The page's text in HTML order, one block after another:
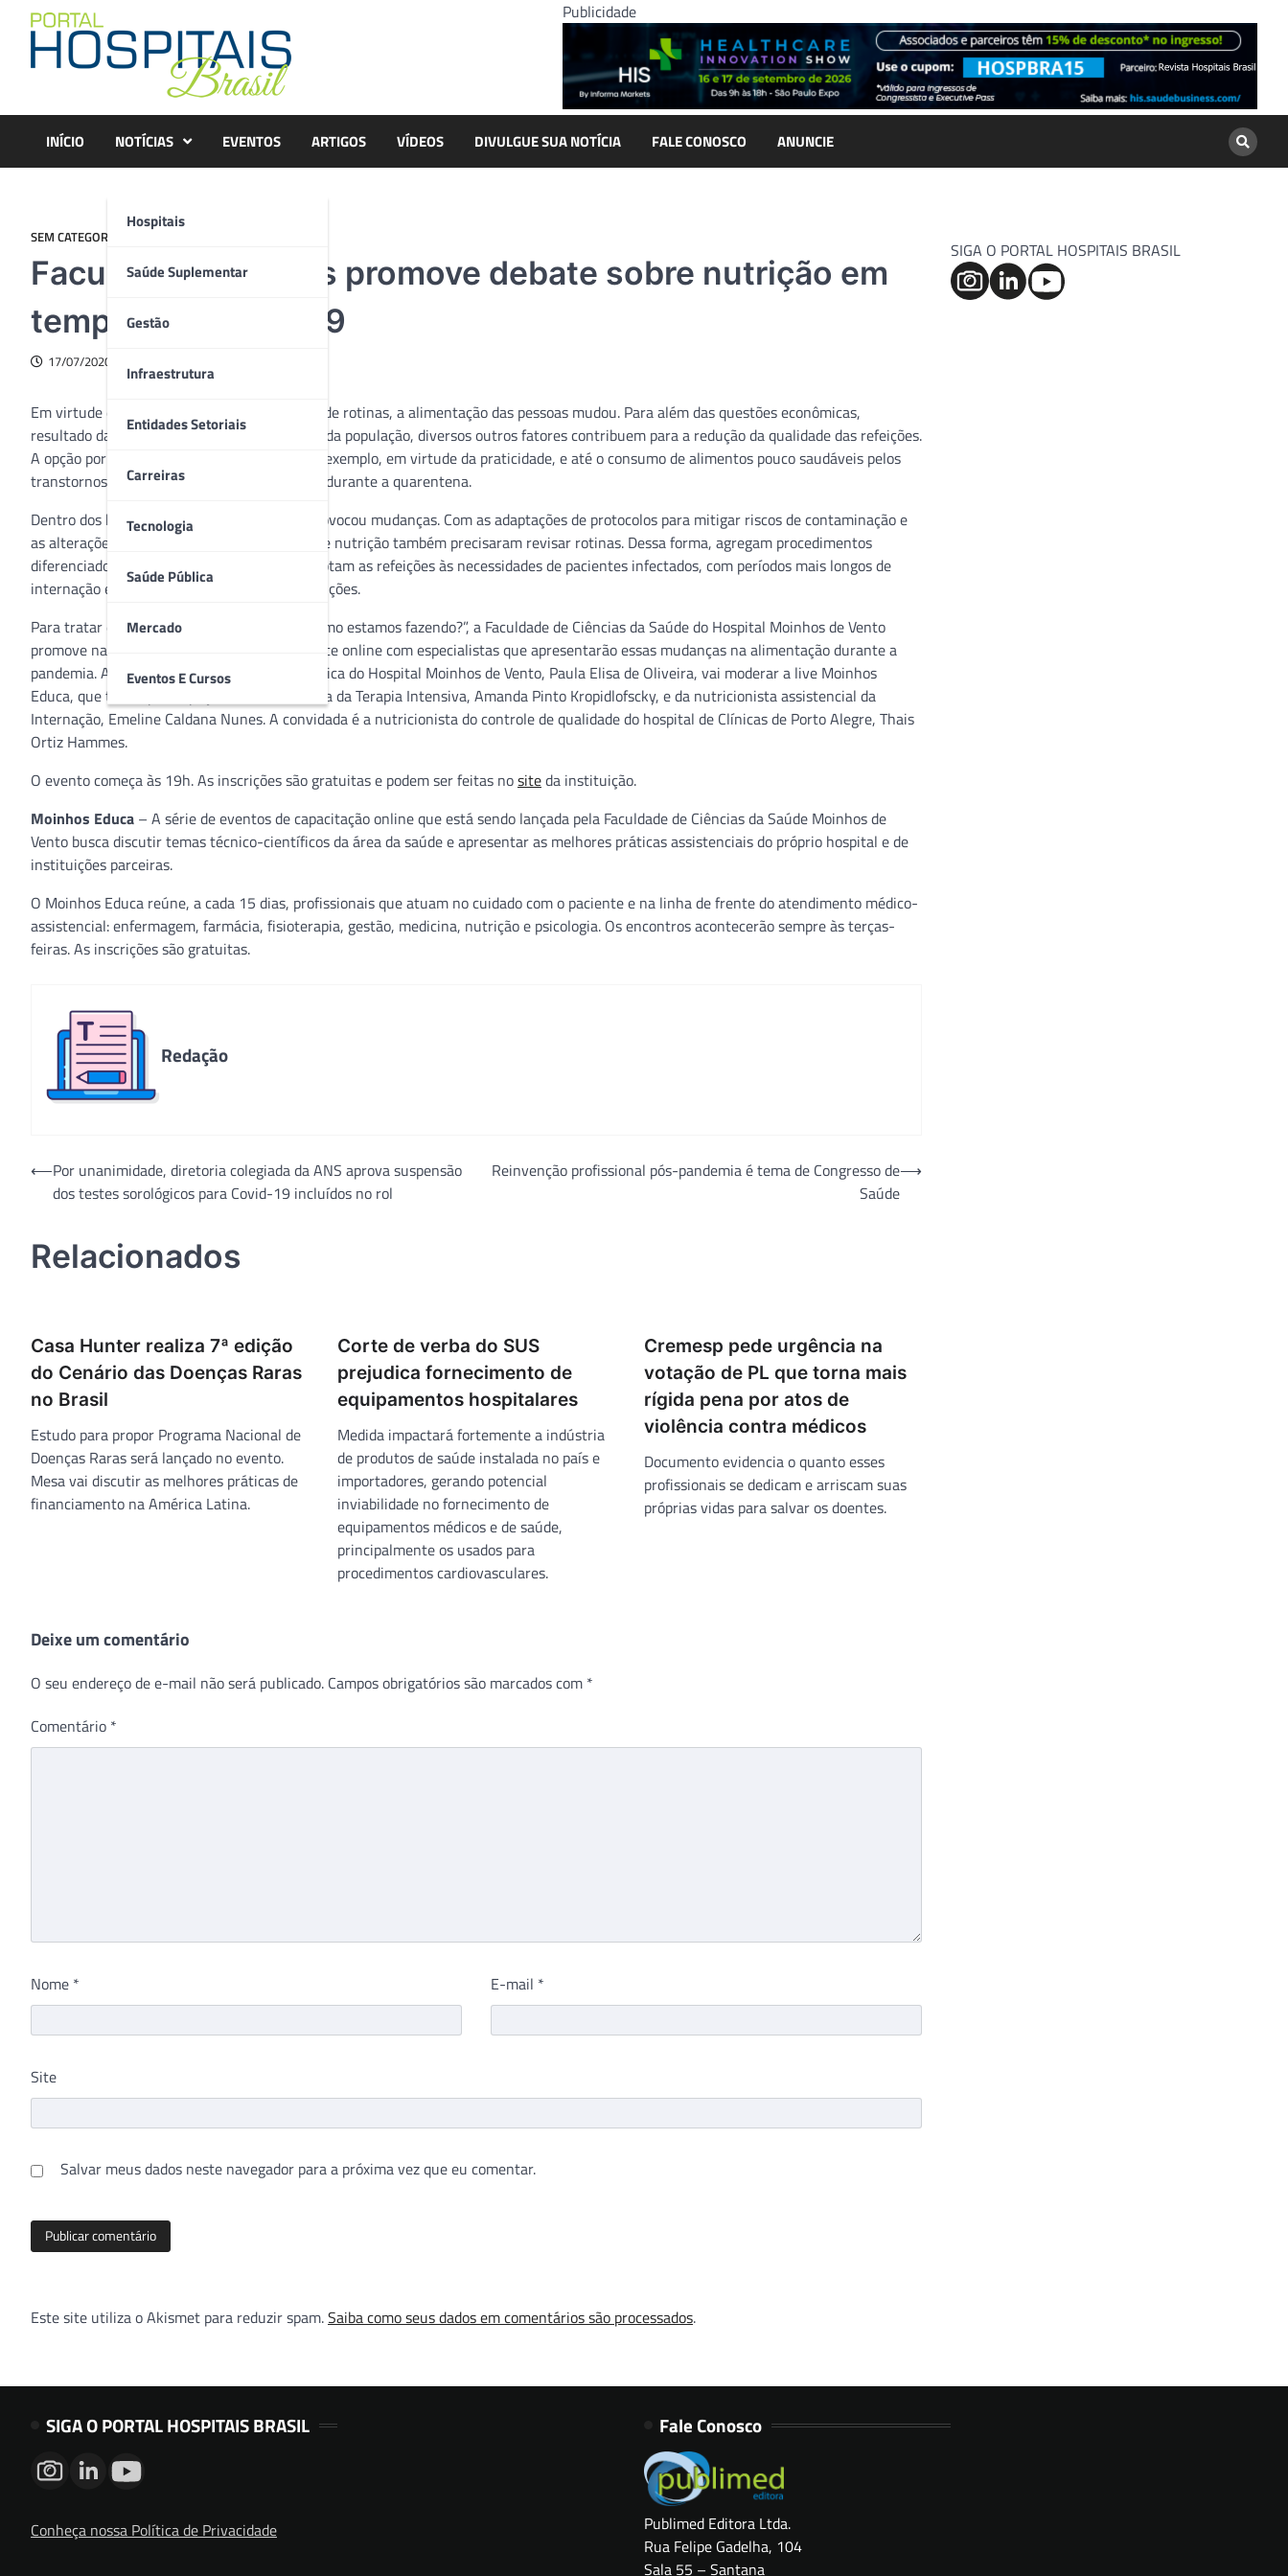
content
Publicidade
INÍCIO NOTÍCIAS
Hospitais
Saúde Suplementar
Gestão
Infraestrutura
Entidades Setoriais
Carreiras
Tecnologia
Saúde Pública
Mercado
Eventos E Cursos
EVENTOS ARTIGOS VÍDEOS DIVULGUE SUA NOTÍCIA FALE CONOSCO ANUNCIE
SEM CATEGORIA
Faculdade Moinhos promove debate sobre nutrição em
tempos de Covid-19
17/07/2020
Em virtude do isolamento social e alterações de rotinas, a alimentação das pessoas mudou. Para além das questões econômicas,
resultado da queda na renda de grande parte da população, diversos outros fatores contribuem para a redução da qualidade das refeições.
A opção por pratos prontos e congelados, por exemplo, em virtude da praticidade, e até o consumo de alimentos pouco saudáveis pelos
transtornos emocionais se tornaram comuns durante a quarentena.
Dentro dos hospitais, a pandemia também provocou mudanças. Com as adaptações de protocolos para mitigar riscos de contaminação e
as alterações de fluxos internos, as equipes de nutrição também precisaram revisar rotinas. Dessa forma, agregam procedimentos
diferenciados no manejo dos alimentos e adaptam as refeições às necessidades de pacientes infectados, com períodos mais longos de
internação e em muitos casos com mais restrições.
Para tratar do tema “Nutrição e Covid-19: Como estamos fazendo?”, a Faculdade de Ciências da Saúde do Hospital Moinhos de Vento
promove na próxima terça-feira (21) um debate online com especialistas que apresentarão essas mudanças na alimentação durante a
pandemia. A líder assistencial da nutrição clínica do Hospital Moinhos de Vento, Paula Elisa de Oliveira, vai moderar a live Moinhos
Educa, que terá a participação da nutricionista da Terapia Intensiva, Amanda Pinto Kropidlofscky, e da nutricionista assistencial da
Internação, Emeline Caldana Nunes. A convidada é a nutricionista do controle de qualidade do hospital de Clínicas de Porto Alegre, Thais
Ortiz Hammes.
O evento começa às 19h. As inscrições são gratuitas e podem ser feitas nositeda instituição.
Moinhos Educa – A série de eventos de capacitação online que está sendo lançada pela Faculdade de Ciências da Saúde Moinhos de
Vento busca discutir temas técnico-científicos da área da saúde e apresentar as melhores práticas assistenciais do próprio hospital e de
instituições parceiras.
O Moinhos Educa reúne, a cada 15 dias, profissionais que atuam no cuidado com o paciente e na linha de frente do atendimento médico-
assistencial: enfermagem, farmácia, fisioterapia, gestão, medicina, nutrição e psicologia. Os encontros acontecerão sempre às terças-
feiras. As inscrições são gratuitas.
Redação
Navegação
⟵Por unanimidade, diretoria colegiada da ANS aprova suspensão
dos testes sorológicos para Covid-19 incluídos no rol
Reinvenção profissional pós-pandemia é tema de Congresso de
Saúde
⟶
Relacionados
Casa Hunter realiza 7ª edição
do Cenário das Doenças Raras
no Brasil
Estudo para propor Programa Nacional de
Doenças Raras será lançado no evento.
Mesa vai discutir as melhores práticas de
financiamento na América Latina.
Corte de verba do SUS
prejudica fornecimento de
equipamentos hospitalares
Medida impactará fortemente a indústria
de produtos de saúde instalada no país e
importadores, gerando potencial
inviabilidade no fornecimento de
equipamentos médicos e de saúde,
principalmente os usados para
procedimentos cardiovasculares.
Cremesp pede urgência na
votação de PL que torna mais
rígida pena por atos de
violência contra médicos
Documento evidencia o quanto esses
profissionais se dedicam e arriscam suas
próprias vidas para salvar os doentes.
Deixe um comentário
O seu endereço de e-mail não será publicado. Campos obrigatórios são marcados com *
Comentário *
Nome * E-mail *
Site
Salvar meus dados neste navegador para a próxima vez que eu comentar.
Este site utiliza o Akismet para reduzir spam.Saiba como seus dados em comentários são processados.
SIGA O PORTAL HOSPITAIS BRASIL
SIGA O PORTAL HOSPITAIS BRASIL
Conheça nossa Política de Privacidade
Fale Conosco
Publimed Editora Ltda.
Rua Felipe Gadelha, 104
Sala 55 – Santana